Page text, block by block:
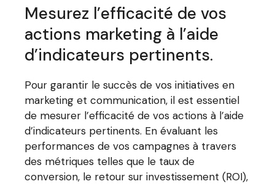
Mesurez l’efficacité de vos
actions marketing à l’aide
d’indicateurs pertinents.
Pour garantir le succès de vos initiatives en
marketing et communication, il est essentiel
de mesurer l’efficacité de vos actions à l’aide
d’indicateurs pertinents. En évaluant les
performances de vos campagnes à travers
des métriques telles que le taux de
conversion, le retour sur investissement (ROI),